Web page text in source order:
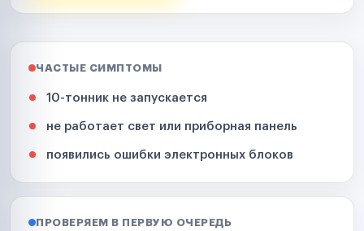
ЧАСТЫЕ СИМПТОМЫ
10-тонник не запускается
не работает свет или приборная панель
появились ошибки электронных блоков
ПРОВЕРЯЕМ В ПЕРВУЮ ОЧЕРЕДЬ